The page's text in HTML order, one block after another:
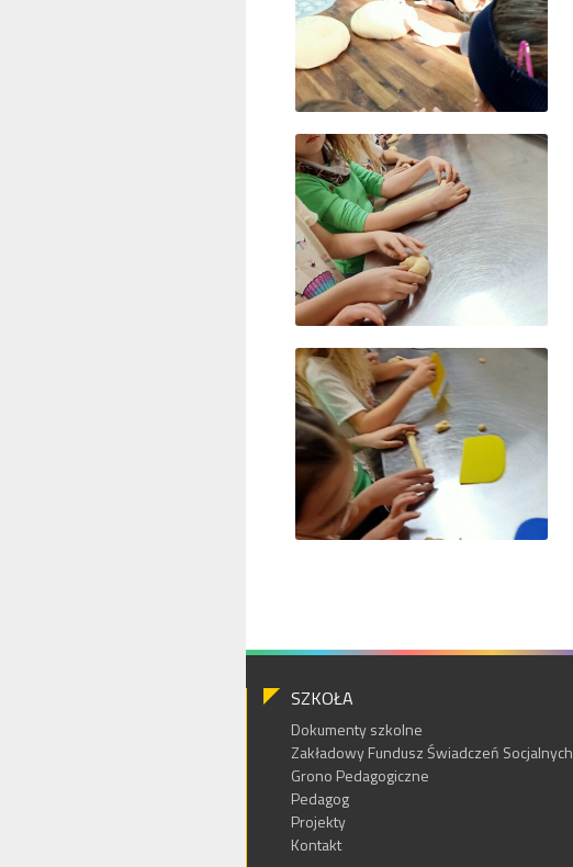
SZKOŁA
Dokumenty szkolne
Zakładowy Fundusz Świadczeń Socjalnych
Grono Pedagogiczne
Pedagog
Projekty
Kontakt